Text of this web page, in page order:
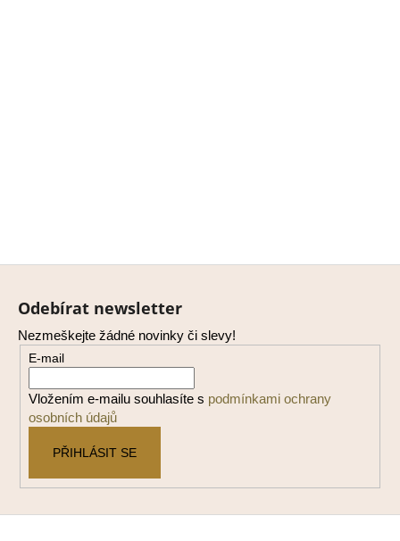
Z
Odebírat newsletter
Nezmeškejte žádné novinky či slevy!
E-mail
Vložením e-mailu souhlasíte s podmínkami ochrany
osobních údajů
PŘIHLÁSIT SE